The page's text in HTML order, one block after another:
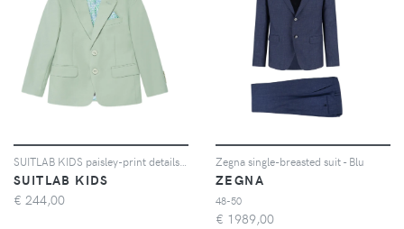
SUITLAB KIDS
€ 244,00
Zegna single-breasted suit - Blu
ZEGNA
48-50
€ 1989,00